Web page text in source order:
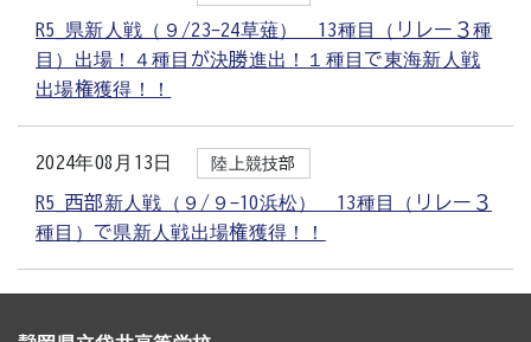
R5_県新人戦（９/23-24草薙） 13種目（リレー３種
目）出場！４種目が決勝進出！１種目で東海新人戦
出場権獲得！！
2024年08月13日 陸上競技部
R5_西部新人戦（９/９-10浜松） 13種目（リレー３
種目）で県新人戦出場権獲得！！